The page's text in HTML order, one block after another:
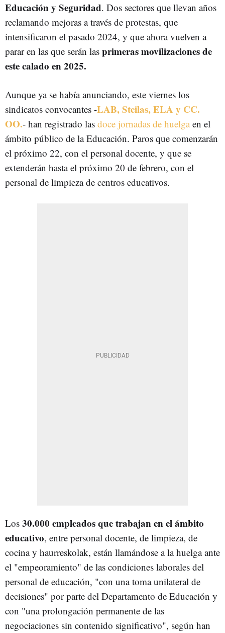
Educación y Seguridad. Dos sectores que llevan años
reclamando mejoras a través de protestas, que
intensificaron el pasado 2024, y que ahora vuelven a
parar en las que serán las primeras movilizaciones de
este calado en 2025.
Aunque ya se había anunciando, este viernes los
sindicatos convocantes -LAB, Steilas, ELA y CC.
OO.- han registrado las doce jornadas de huelgaen el
ámbito público de la Educación. Paros que comenzarán
el próximo 22, con el personal docente, y que se
extenderán hasta el próximo 20 de febrero, con el
personal de limpieza de centros educativos.
Los 30.000 empleados que trabajan en el ámbito
educativo, entre personal docente, de limpieza, de
cocina y haurreskolak, están llamándose a la huelga ante
el "empeoramiento" de las condiciones laborales del
personal de educación, "con una toma unilateral de
decisiones" por parte del Departamento de Educación y
con "una prolongación permanente de las
negociaciones sin contenido significativo", según han